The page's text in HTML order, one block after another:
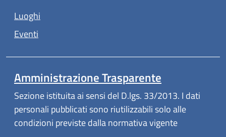
Luoghi
Eventi
Amministrazione Trasparente
Sezione istituita ai sensi del D.lgs. 33/2013. I dati
personali pubblicati sono riutilizzabili solo alle
condizioni previste dalla normativa vigente